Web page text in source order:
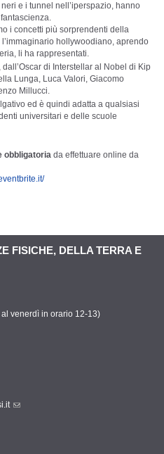
e i tunnel nell’iperspazio, hanno
i concetti più sorprendenti della
hollywoodiano, aprendo
li ha rappresentati.
di Interstellar al Nobel di Kip
Lunga, Luca Valori, Giacomo
Millucci.
ed è quindi adatta a qualsiasi
universitari e delle scuole
obbligatoria da effettuare online da
FISICHE, DELLA TERRA E
venerdì in orario 12-13)